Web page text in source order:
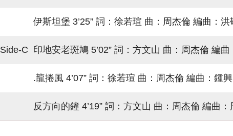
伊斯坦堡 3’25” 詞：徐若瑄 曲：周杰倫 編曲：洪
Side-C 印地安老斑鳩 5’02” 詞：方文山 曲：周杰倫 編曲
.龍捲風 4’07” 詞：徐若瑄 曲：周杰倫 編曲：鍾
反方向的鐘 4’19” 詞：方文山 曲：周杰倫 編曲：